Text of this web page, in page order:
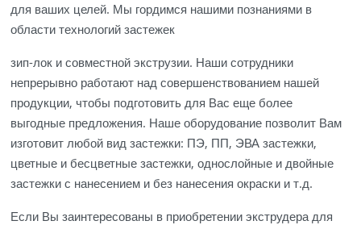
для ваших целей. Мы гордимся нашими познаниями в
области технологий застежек
зип-лок и совместной экструзии. Наши сотрудники
непрерывно работают над совершенствованием нашей
продукции, чтобы подготовить для Вас еще более
выгодные предложения. Наше оборудование позволит Вам
изготовит любой вид застежки: ПЭ, ПП, ЭВА застежки,
цветные и бесцветные застежки, однослойные и двойные
застежки с нанесением и без нанесения окраски и т.д.
Если Вы заинтересованы в приобретении экструдера для